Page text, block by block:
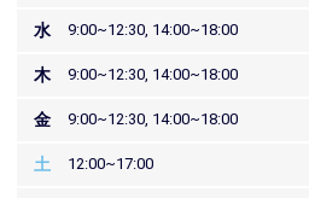
水 9:00~12:30, 14:00~18:00
木 9:00~12:30, 14:00~18:00
金 9:00~12:30, 14:00~18:00
土 12:00~17:00